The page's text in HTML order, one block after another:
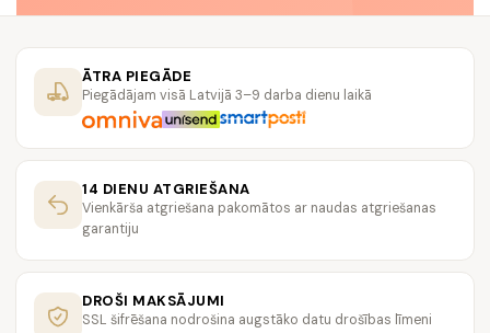
ĀTRA PIEGĀDE
Piegādājam visā Latvijā 3–9 darba dienu laikā
14 DIENU ATGRIEŠANA
Vienkārša atgriešana pakomātos ar naudas atgriešanas
garantiju
DROŠI MAKSĀJUMI
SSL šifrēšana nodrošina augstāko datu drošības līmeni